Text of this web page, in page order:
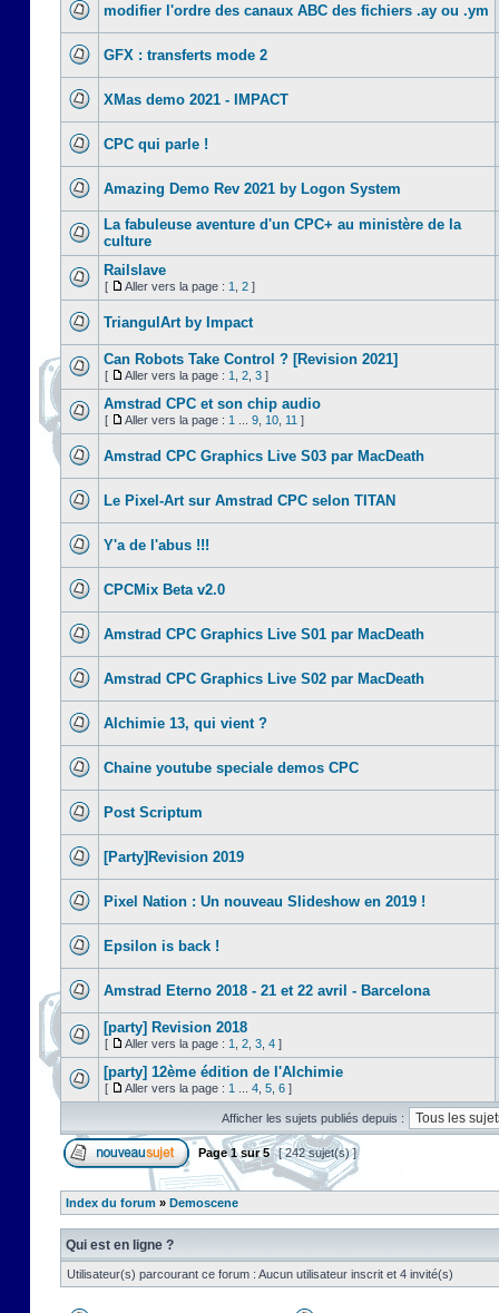
modifier l'ordre des canaux ABC des fichiers .ay ou .ym
GFX : transferts mode 2
XMas demo 2021 - IMPACT
CPC qui parle !
Amazing Demo Rev 2021 by Logon System
La fabuleuse aventure d'un CPC+ au ministère de la
culture
Railslave
[ Aller vers la page : 1 2 ]
TriangulArt by Impact
Can Robots Take Control ? [Revision 2021]
[ Aller vers la page : 1 2 3 ]
Amstrad CPC et son chip audio
[ Aller vers la page : 1 9 10 11 ]
Amstrad CPC Graphics Live S03 par MacDeath
Le Pixel-Art sur Amstrad CPC selon TITAN
Y'a de l'abus !!!
CPCMix Beta v2.0
Amstrad CPC Graphics Live S01 par MacDeath
Amstrad CPC Graphics Live S02 par MacDeath
Alchimie 13, qui vient ?
Chaine youtube speciale demos CPC
Post Scriptum
[Party]Revision 2019
Pixel Nation : Un nouveau Slideshow en 2019 !
Epsilon is back !
Amstrad Eterno 2018 - 21 et 22 avril - Barcelona
[party] Revision 2018
[ Aller vers la page : 1 2 3 4 ]
[party] 12ème édition de l'Alchimie
[ Aller vers la page : 1 4 5 6 ]
Afficher les sujets publiés depuis :
Page1sur5 [ 242 sujet(s) ]
Index du forum » Demoscene
Qui est en ligne ?
Utilisateur(s) parcourant ce forum : Aucun utilisateur inscrit et 4 invité(s)